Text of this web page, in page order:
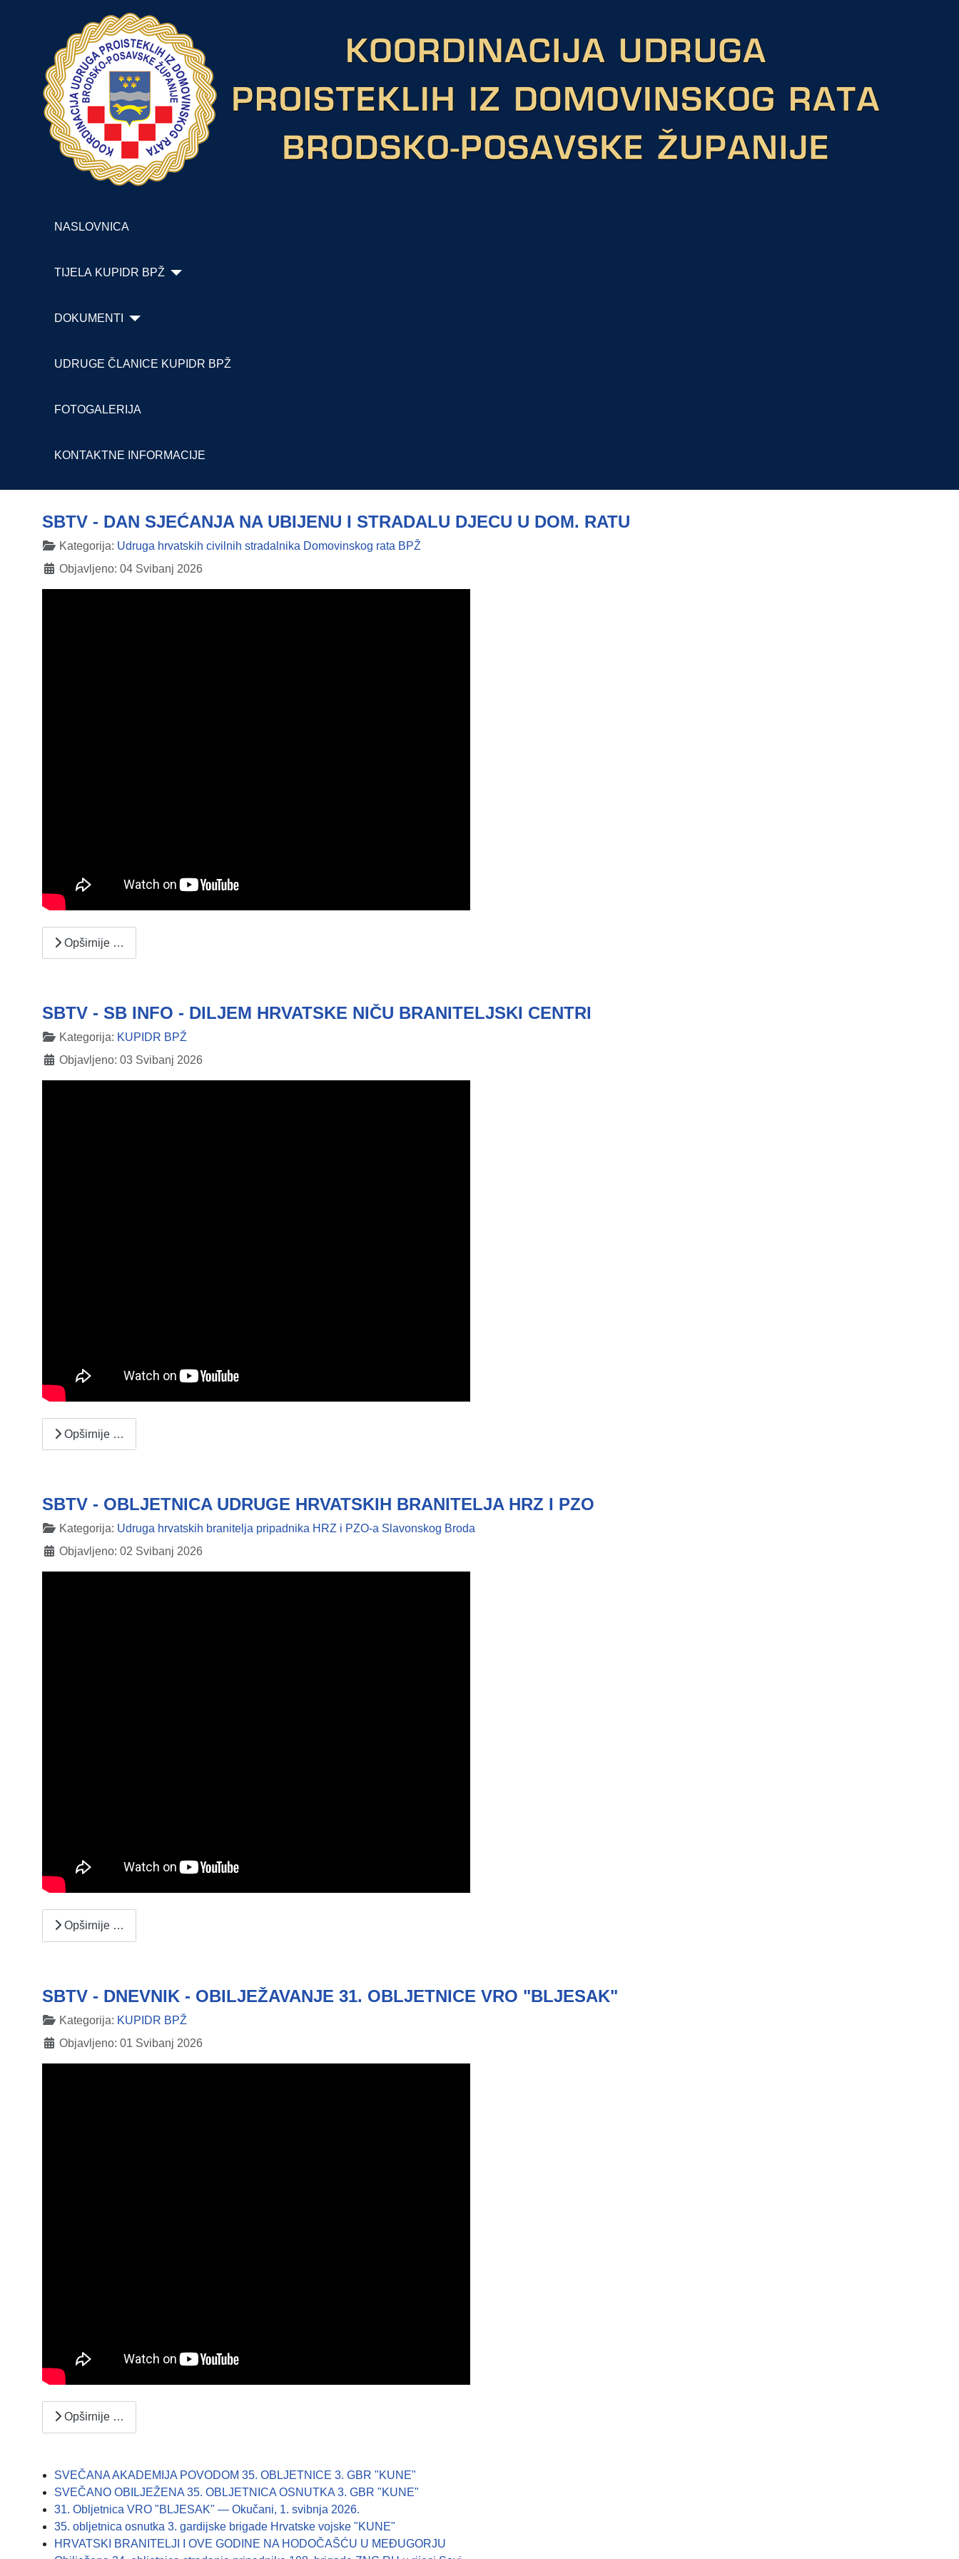
NASLOVNICA
TIJELA KUPIDR BPŽ
DOKUMENTI
UDRUGE ČLANICE KUPIDR BPŽ
FOTOGALERIJA
KONTAKTNE INFORMACIJE
SBTV - DAN SJEĆANJA NA UBIJENU I STRADALU DJECU U DOM. RATU
DetaljiKategorija: Udruga hrvatskih civilnih stradalnika Domovinskog rata BPŽ
Objavljeno: 04 Svibanj 2026
Opširnije …
SBTV - SB INFO - DILJEM HRVATSKE NIČU BRANITELJSKI CENTRI
DetaljiKategorija: KUPIDR BPŽ
Objavljeno: 03 Svibanj 2026
Opširnije …
SBTV - OBLJETNICA UDRUGE HRVATSKIH BRANITELJA HRZ I PZO
DetaljiKategorija: Udruga hrvatskih branitelja pripadnika HRZ i PZO-a Slavonskog Broda
Objavljeno: 02 Svibanj 2026
Opširnije …
SBTV - DNEVNIK - OBILJEŽAVANJE 31. OBLJETNICE VRO "BLJESAK"
DetaljiKategorija: KUPIDR BPŽ
Objavljeno: 01 Svibanj 2026
Opširnije …
SVEČANA AKADEMIJA POVODOM 35. OBLJETNICE 3. GBR "KUNE"
SVEČANO OBILJEŽENA 35. OBLJETNICA OSNUTKA 3. GBR "KUNE"
31. Obljetnica VRO "BLJESAK" — Okučani, 1. svibnja 2026.
35. obljetnica osnutka 3. gardijske brigade Hrvatske vojske "KUNE"
HRVATSKI BRANITELJI I OVE GODINE NA HODOČAŠĆU U MEĐUGORJU